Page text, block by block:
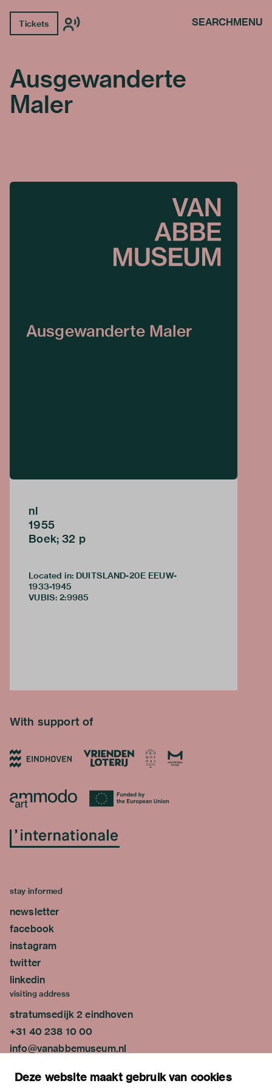
Deze website maakt gebruik van cookies
Tickets SEARCHMENU
Ausgewanderte
Maler
Ausgewanderte Maler
nl
1955
Boek; 32 p
Located in: DUITSLAND-20E EEUW-
1933-1945
VUBIS: 2:9985
With support of
stay informed
newsletter
facebook
instagram
twitter
linkedin
visiting address
stratumsedijk 2 eindhoven
+31 40 238 10 00
info@vanabbemuseum.nl
exhibitions